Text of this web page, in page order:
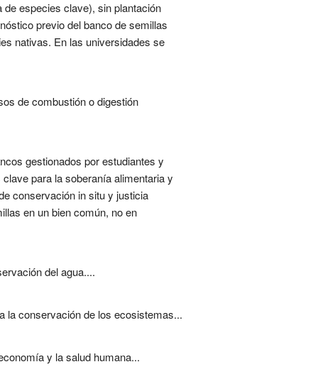
especies clave), sin plantación
previo del banco de semillas
nativas. En las universidades se
de combustión o digestión
gestionados por estudiantes y
para la soberanía alimentaria y
conservación in situ y justicia
en un bien común, no en
del agua....
la conservación de los ecosistemas...
y la salud humana...